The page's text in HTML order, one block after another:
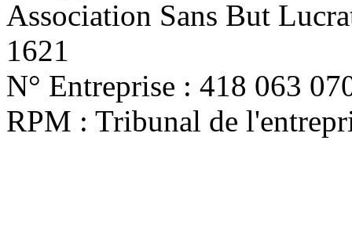
Association Sans But
1621
N° Entreprise : 418 063
RPM : Tribunal de